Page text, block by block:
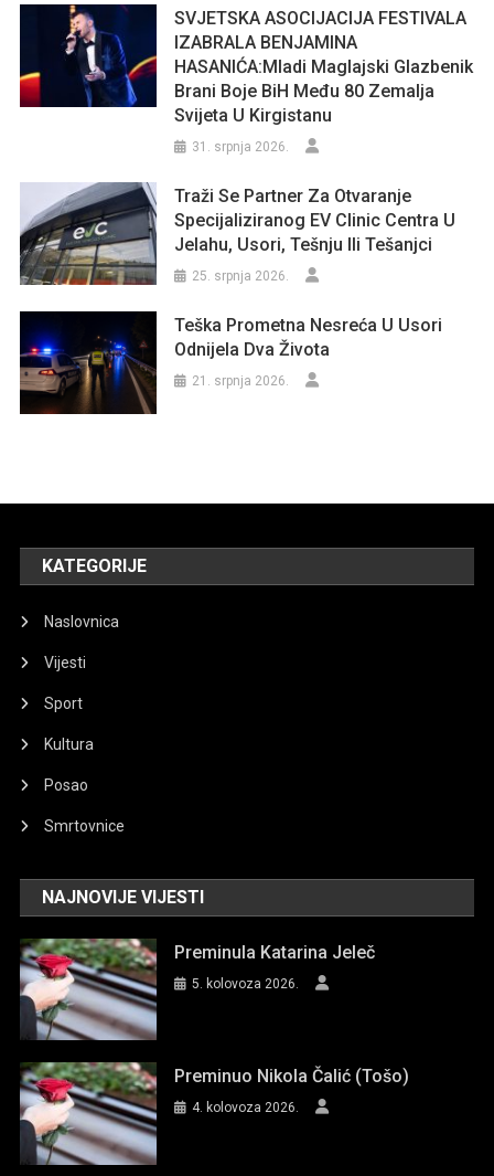
SVJETSKA ASOCIJACIJA FESTIVALA
IZABRALA BENJAMINA
HASANIĆA:Mladi Maglajski Glazbenik
Brani Boje BiH Među 80 Zemalja
Svijeta U Kirgistanu
31. srpnja 2026.
Traži Se Partner Za Otvaranje
Specijaliziranog EV Clinic Centra U
Jelahu, Usori, Tešnju Ili Tešanjci
25. srpnja 2026.
Teška Prometna Nesreća U Usori
Odnijela Dva Života
21. srpnja 2026.
KATEGORIJE
Naslovnica
Vijesti
Sport
Kultura
Posao
Smrtovnice
NAJNOVIJE VIJESTI
Preminula Katarina Jeleč
5. kolovoza 2026.
Preminuo Nikola Čalić (Tošo)
4. kolovoza 2026.